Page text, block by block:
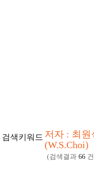
검색키워드 저자 : 최원
(W.S.Choi)
(검색결과 66